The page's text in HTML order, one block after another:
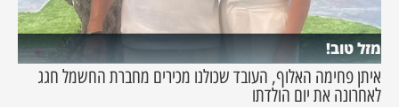
מזל טוב!
איתן פחימה האלוף, העובד שכולנו מכירים מחברת החשמל חגג
לאחרונה את יום הולדתו